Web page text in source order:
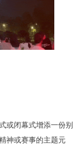
或闭幕式增添一份别
神或赛事的主题元